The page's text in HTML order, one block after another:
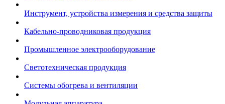
Инструмент, устройства измерения и средства защиты
Кабельно-проводниковая продукция
Промышленное электрооборудование
Светотехническая продукция
Системы обогрева и вентиляции